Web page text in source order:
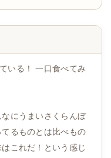
いる！ 一口食べてみ
にうまいさくらんぼ
るものとは比べもの
これだ！という感じ